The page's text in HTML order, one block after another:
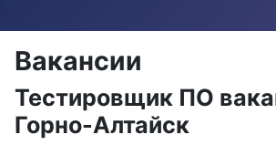
Вакансии
Тестировщик ПО
Горно-Алтайск